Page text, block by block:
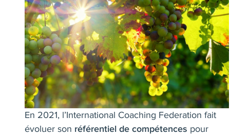
En 2021, l’International Coaching Federation fait
évoluer son référentiel de compétences pour